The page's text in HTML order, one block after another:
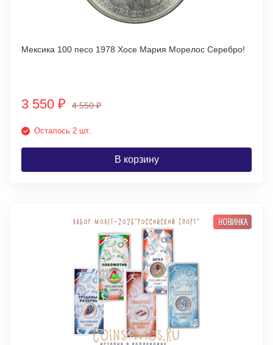
Мексика 100 песо 1978 Хосе Мария Морелос Серебро!
3 550 ₽ 4 550₽
Осталось 2 шт.
В корзину
НОВИНКА